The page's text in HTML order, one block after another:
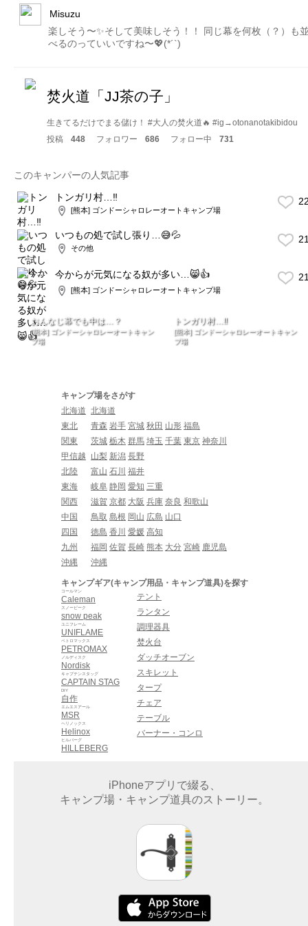
Misuzu
楽しそう〜✨そして美味しそう！！ 同じ幕を何枚（？）も
べるのっていいですね〜💖(*´`)
焚火道「JJ茶の子」
生きてるだけでまる儲け！ #大人の焚火道🔥 #ig→otonanotakibidou
投稿
448 フォロワー 686 フォロー中 731
このキャンパーの人気記事
トンガリ村…‼︎
[熊本] ゴンドーシャロレーオートキャンプ場
いつもの処で試し張り…😅💦
その他
今からが元気になる奴が多い…😸👍
[熊本] ゴンドーシャロレーオートキャンプ場
おんなじ幕でも中は…？
[熊本] ゴンドーシャロレーオートキャン
プ場
トンガリ村…‼︎
[熊本] ゴンドーシャロレーオートキャン
プ場
キャンプ場をさがす
北海道 北海道
東北
青森 岩手 宮城 秋田 山形 福島
関東
茨城 栃木 群馬 埼玉 千葉 東京 神奈川
甲信越
山梨 新潟 長野
北陸
富山 石川 福井
東海
岐阜 静岡 愛知 三重
関西
滋賀 京都 大阪 兵庫 奈良 和歌山
中国
鳥取 島根 岡山 広島 山口
四国
徳島 香川 愛媛 高知
九州
福岡 佐賀 長崎 熊本 大分 宮崎 鹿児島
沖縄
沖縄
キャンプギア(キャンプ用品・キャンプ道具)を探す
Caleman
コールマン
snow peak
スノーピーク
UNIFLAME
ユニフレーム
PETROMAX
ペトロマックス
Nordisk
ノルディスク
CAPTAIN STAG
キャプテンスタッグ
自作
DIY
MSR
エムエスアール
Helinox
ヘリノックス
HILLEBERG
ヒルバーグ
テント
ランタン
調理器具
焚火台
ダッチオーブン
スキレット
タープ
チェア
テーブル
バーナー・コンロ
iPhoneアプリで綴る、
キャンプ場・キャンプ道具のストーリー。